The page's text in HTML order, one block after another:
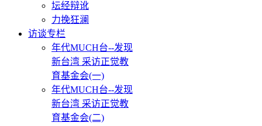
坛经辩讹
力挽狂澜
访谈专栏
年代MUCH台--发现
新台湾 采访正觉教
育基金会(一)
年代MUCH台--发现
新台湾 采访正觉教
育基金会(二)